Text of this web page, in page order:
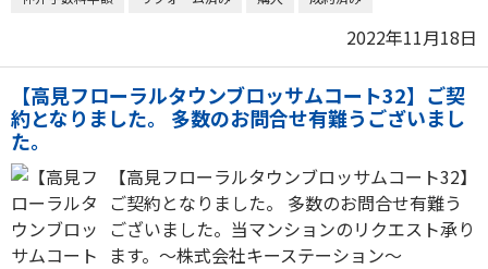
2022年11月18日
【高見フローラルタウンブロッサムコート32】ご契
約となりました。 多数のお問合せ有難うございまし
た。
【高見フローラルタウンブロッサムコート32】
ご契約となりました。 多数のお問合せ有難う
ございました。当マンションのリクエスト承り
ます。～株式会社キーステーション～